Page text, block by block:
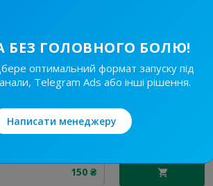
4.3K
Регіональні
150 ₴
БЕЗ ГОЛОВНОГО БОЛЮ!
оптимальний формат запуску під
Telegram Ads або інші рішення.
Написати менеджеру